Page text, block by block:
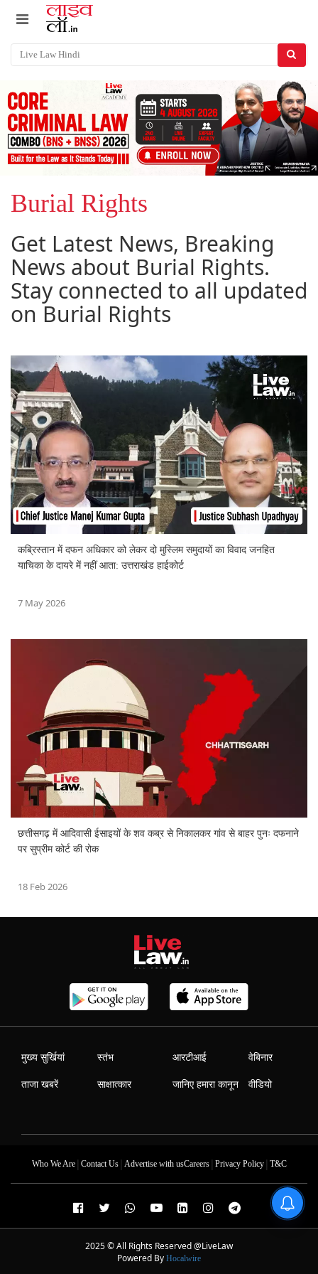
Burial Rights
Get Latest News, Breaking
News about Burial Rights.
Stay connected to all updated
on Burial Rights
कब्रिस्तान में दफन अधिकार को लेकर दो मुस्लिम समुदायों का विवाद जनहित
याचिका के दायरे में नहीं आता: उत्तराखंड हाईकोर्ट
7 May 2026
छत्तीसगढ़ में आदिवासी ईसाइयों के शव कब्र से निकालकर गांव से बाहर पुनः दफनाने
पर सुप्रीम कोर्ट की रोक
18 Feb 2026
मुख्य सुर्खियां
ताजा खबरें
स्तंभ
साक्षात्कार
आरटीआई
जानिए हमारा कानून
वेबिनार
वीडियो
Who We Are| Contact Us| Advertise with usCareers| Privacy Policy| T&C
2025 © All Rights Reserved @LiveLaw
Powered By Hocalwire